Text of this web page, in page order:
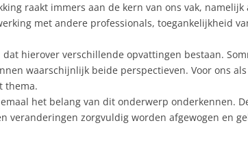
raakt immers aan de kern van ons vak,
met andere professionals, toegankelijkheid
hierover verschillende opvattingen bestaan.
waarschijnlijk beide perspectieven. Voor ons
thema.
het belang van dit onderwerp onderkennen.
veranderingen zorgvuldig worden afgewogen en